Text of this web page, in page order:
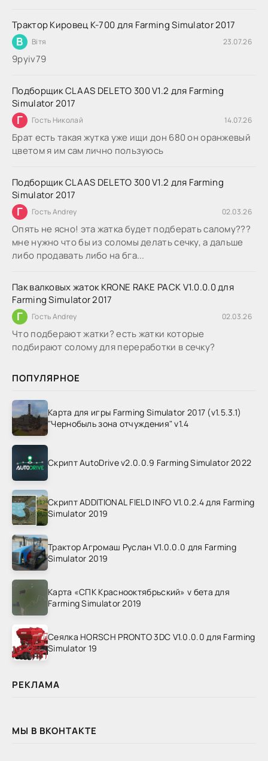
Трактор Кировец К-700 для Farming Simulator 2017
В Вітя 23.07.26
9руіv79
Подборщик CLAAS DELETO 300 V1.2 для Farming
Simulator 2017
Г Гость Николай 14.07.26
Брат есть такая жутка уже ищи дон 680 он оранжевый
цветом я им сам лично пользуюсь
Подборщик CLAAS DELETO 300 V1.2 для Farming
Simulator 2017
Г Гость Andrey 02.03.26
Опять не ясно! эта жатка будет подберать салому???
мне нужно что бы из соломы делать сечку, а дальше
либо продавать либо на бга...
Пак валковых жаток KRONE RAKE PACK V1.0.0.0 для
Farming Simulator 2017
Г Гость Andrey 02.03.26
Что подберают жатки? есть жатки которые
подбирают солому для переработки в сечку?
ПОПУЛЯРНОЕ
Карта для игры Farming Simulator 2017 (v1.5.3.1)
"Чернобыль зона отчуждения" v1.4
Скрипт AutoDrive v2.0.0.9 Farming Simulator 2022
Скрипт ADDITIONAL FIELD INFO V1.0.2.4 для Farming
Simulator 2019
Трактор Агромаш Руслан V1.0.0.0 для Farming
Simulator 2019
Карта «СПК Краснооктябрьский» v бета для
Farming Simulator 2019
Сеялка HORSCH PRONTO 3DC V1.0.0.0 для Farming
Simulator 19
РЕКЛАМА
МЫ В ВКОНТАКТЕ